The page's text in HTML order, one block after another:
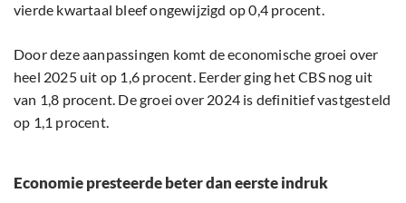
vierde kwartaal bleef ongewijzigd op 0,4 procent.
Door deze aanpassingen komt de economische groei over
heel 2025 uit op 1,6 procent. Eerder ging het CBS nog uit
van 1,8 procent. De groei over 2024 is definitief vastgesteld
op 1,1 procent.
Economie presteerde beter dan eerste indruk